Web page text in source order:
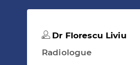
Dr Florescu Liviu
Radiologue